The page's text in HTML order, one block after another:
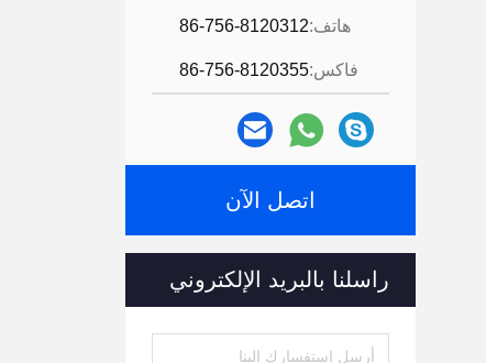
هاتف:86-756-8120312
فاكس:86-756-8120355
اتصل الآن
راسلنا بالبريد الإلكتروني